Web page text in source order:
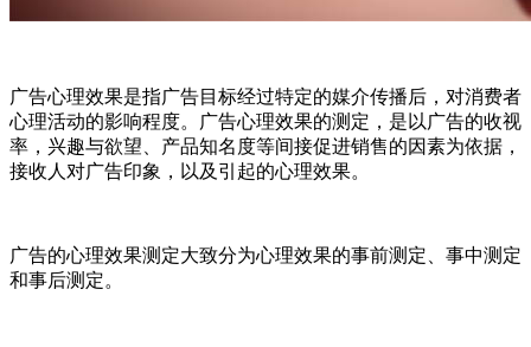
广告心理效果是指广告目标经过特定的媒介传播后，对消费者
心理活动的影响程度。广告心理效果的测定，是以广告的收视
率，兴趣与欲望、产品知名度等间接促进销售的因素为依据，
接收人对广告印象，以及引起的心理效果。
广告的心理效果测定大致分为心理效果的事前测定、事中测定
和事后测定。